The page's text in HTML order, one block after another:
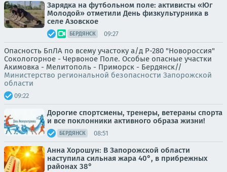
Зарядка на футбольном поле: активисты «Юг
Молодой» отметили День физкультурника в
селе Азовское
БЕРДЯНСК 09:27
Опасность БпЛА по всему участоку а/д Р-280 "Новороссия"
Сокологорное - Червоное Поле. Особые опасные участки
Акимовка - Мелитополь - Приморск - Бердянск//
Министерство региональной безопасности Запорожской
области
09:22
Дорогие спортсмены, тренеры, ветераны спорта
и все поклонники активного образа жизни!
БЕРДЯНСК 08:51
Анна Хорошун: В Запорожской области
наступила сильная жара 40°, в прибрежных
районах 38°